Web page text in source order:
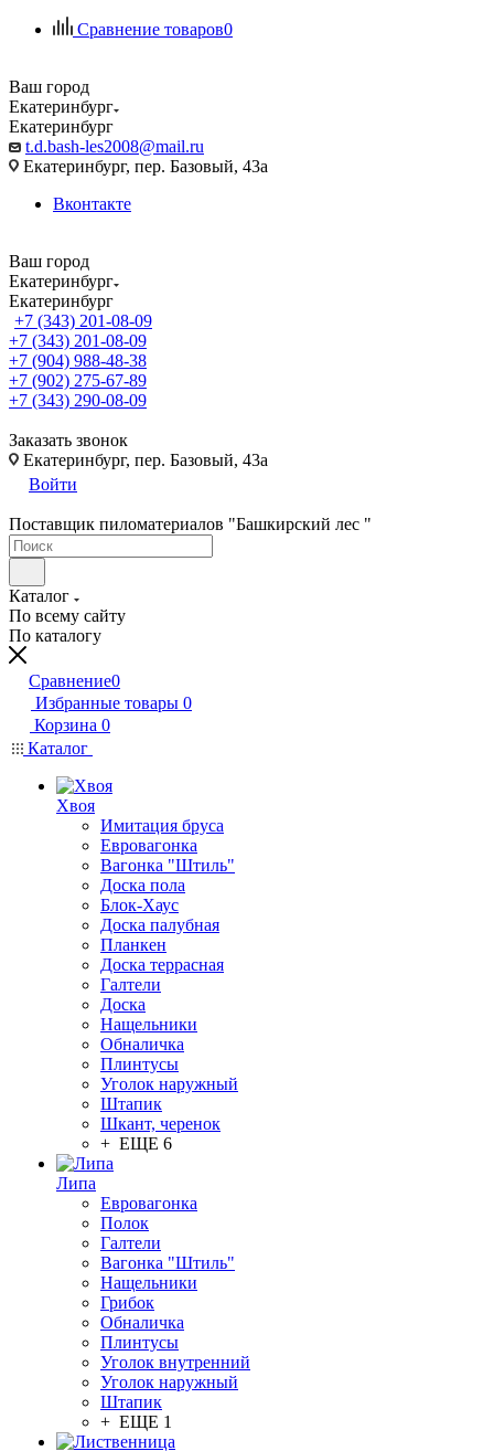
Сравнение товаров0
Ваш город
Екатеринбург
Екатеринбург
t.d.bash-les2008@mail.ru
Екатеринбург, пер. Базовый, 43а
Вконтакте
Ваш город
Екатеринбург
Екатеринбург
+7 (343) 201-08-09
+7 (343) 201-08-09
+7 (904) 988-48-38
+7 (902) 275-67-89
+7 (343) 290-08-09
Заказать звонок
Екатеринбург, пер. Базовый, 43а
Войти
Поставщик пиломатериалов "Башкирский лес "
Каталог
По всему сайту
По каталогу
Сравнение0
Избранные товары 0
Корзина 0
Каталог
Хвоя
Имитация бруса
Евровагонка
Вагонка "Штиль"
Доска пола
Блок-Хаус
Доска палубная
Планкен
Доска террасная
Галтели
Доска
Нащельники
Обналичка
Плинтусы
Уголок наружный
Штапик
Шкант, черенок
+ ЕЩЕ 6
Липа
Евровагонка
Полок
Галтели
Вагонка "Штиль"
Нащельники
Грибок
Обналичка
Плинтусы
Уголок внутренний
Уголок наружный
Штапик
+ ЕЩЕ 1